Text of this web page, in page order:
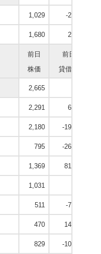
1,029 -2,300
1,680 2,100
前日
株価
前日
貸借残
2,665
2,291 6,300
2,180 -19,200
795 -26,800
1,369 81,900
1,031
511 -7,000
470 14,700
829 -10,000